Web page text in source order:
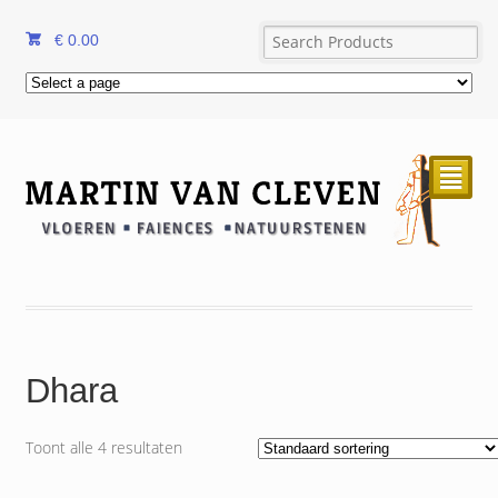
€ 0.00
²
Dhara
Toont alle 4 resultaten